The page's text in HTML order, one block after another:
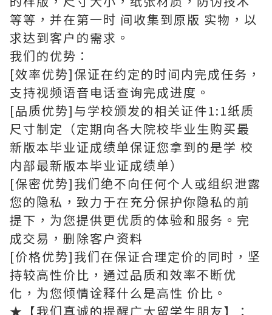
等等，并在第一时 间收集到原版 实物，以
求达到客户的需求。
我们的优势：
[效率优势]保证在约定的时间内完成任务，
支持视频语音电话查询完成进度。
[品质优势]与学校颁发的相关证件1:1纸质
尺寸制定（定期向各大院校毕业生购买最
新版本毕业证成绩单保证您拿到的是学 校
内部最新版本毕业证成绩单）
[保密优势]我们绝不向任何个人或组织泄露
您的隐私，致力于在充分保护你隐私的前
提下，为您提供更优质的体验和服务。完
成交易，删除客户资料
[价格优势]我们在保证合理定价的同时，坚
持较高性价比，通过品质和效率不断优
化，为您倾情诠释什么是高性 价比。
★【我们真诚的提醒广大留学生朋友】：